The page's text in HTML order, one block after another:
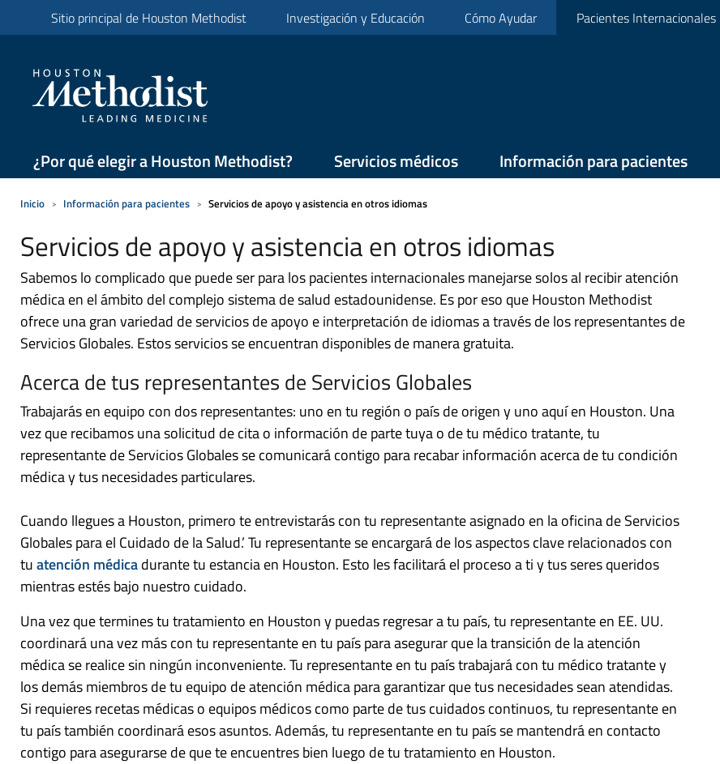
Sitio principal de Houston Methodist Investigación y Educación Cómo Ayudar Pacientes Internacionales
¿Por qué elegir a Houston Methodist? Servicios médicos Información para pacientes
Inicio Información para pacientes Servicios de apoyo y asistencia en otros idiomas
Servicios de apoyo y asistencia en otros idiomas
Sabemos lo complicado que puede ser para los pacientes internacionales manejarse solos al recibir atención
médica en el ámbito del complejo sistema de salud estadounidense. Es por eso que Houston Methodist
ofrece una gran variedad de servicios de apoyo e interpretación de idiomas a través de los representantes de
Servicios Globales. Estos servicios se encuentran disponibles de manera gratuita.
Acerca de tus representantes de Servicios Globales
Trabajarás en equipo con dos representantes: uno en tu región o país de origen y uno aquí en Houston. Una
vez que recibamos una solicitud de cita o información de parte tuya o de tu médico tratante, tu
representante de Servicios Globales se comunicará contigo para recabar información acerca de tu condición
médica y tus necesidades particulares.
Cuando llegues a Houston, primero te entrevistarás con tu representante asignado en la oficina de Servicios
Globales para el Cuidado de la Salud.’ Tu representante se encargará de los aspectos clave relacionados con
tuatención médicadurante tu estancia en Houston. Esto les facilitará el proceso a ti y tus seres queridos
mientras estés bajo nuestro cuidado.
Una vez que termines tu tratamiento en Houston y puedas regresar a tu país, tu representante en EE. UU.
coordinará una vez más con tu representante en tu país para asegurar que la transición de la atención
médica se realice sin ningún inconveniente. Tu representante en tu país trabajará con tu médico tratante y
los demás miembros de tu equipo de atención médica para garantizar que tus necesidades sean atendidas.
Si requieres recetas médicas o equipos médicos como parte de tus cuidados continuos, tu representante en
tu país también coordinará esos asuntos. Además, tu representante en tu país se mantendrá en contacto
contigo para asegurarse de que te encuentres bien luego de tu tratamiento en Houston.